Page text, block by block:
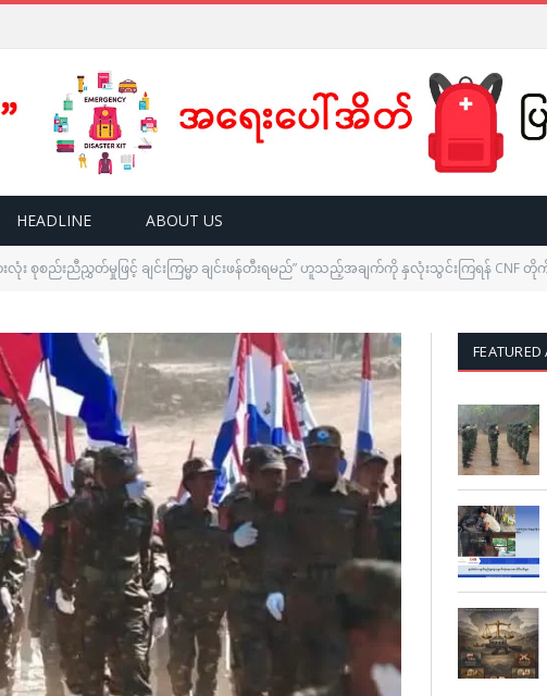
HEADLINE ABOUT US
ားလုံး စုစည်းညီညွှတ်မှုဖြင့် ချင်းကြမ္မာ ချင်းဖန်တီးရမည်” ဟူသည့်အချက်ကို နှလုံးသွင်းကြရန် CNF တို
FEATURED